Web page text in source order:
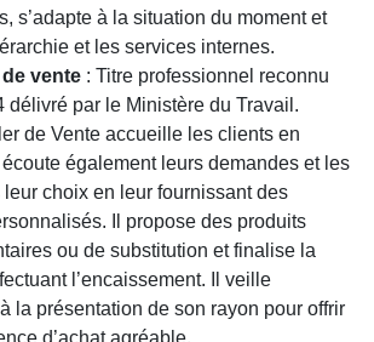
s’adapte à la situation du moment et
et les services internes.
vente : Titre professionnel reconnu
délivré par le Ministère du Travail.
de Vente accueille les clients en
également leurs demandes et les
choix en leur fournissant des
Il propose des produits
ou de substitution et finalise la
l’encaissement. Il veille
la présentation de son rayon pour offrir
d’achat agréable.